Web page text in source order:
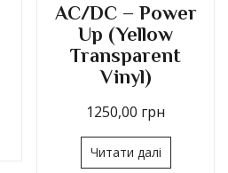
AC/DC – Power
Up (Yellow
Transparent
Vinyl)
1250,00 грн
Читати далі